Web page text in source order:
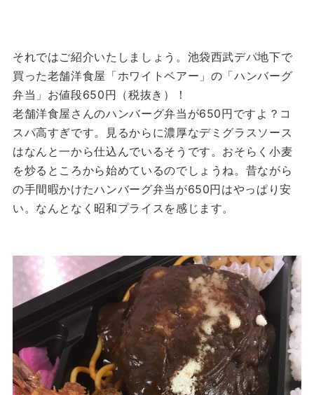
それではご紹介いたしましょう。池袋西武デパ地下で
買った老舗洋食屋「ホワイトベアー」の「ハンバーグ
弁当」お値段650円（税抜き）！
老舗洋食屋さんのハンバーグ弁当が650円ですよ？コ
スパ高すぎです。見るからに濃厚なデミグラスソース
はなんと一から仕込んでいるそうです。おそらく小麦
を炒るところから始めているのでしょうね。昔ながら
の手間暇かけたハンバーグ弁当が650円はやっぱり安
い。なんとなく昭和プライスを感じます。